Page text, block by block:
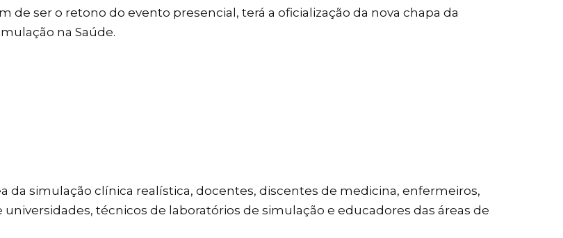
de ser o retono do evento presencial, terá a oficialização da nova chapa da
na Saúde.
da simulação clínica realística, docentes, discentes de medicina, enfermeiros,
técnicos de laboratórios de simulação e educadores das áreas de